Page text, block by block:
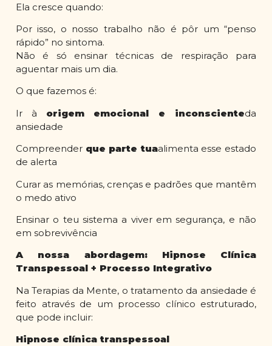
Ela cresce quando:
Por isso, o nosso trabalho não é pôr um “penso
rápido” no sintoma.
Não é só ensinar técnicas de respiração para
aguentar mais um dia.
O que fazemos é:
Ir à origem emocional e inconscienteda
ansiedade
Compreender que parte tuaalimenta esse estado
de alerta
Curar as memórias, crenças e padrões que mantêm
o medo ativo
Ensinar o teu sistema a viver em segurança, e não
em sobrevivência
A nossa abordagem: Hipnose Clínica
Transpessoal + Processo Integrativo
Na Terapias da Mente, o tratamento da ansiedade é
feito através de um processo clínico estruturado,
que pode incluir:
Hipnose clínica transpessoal